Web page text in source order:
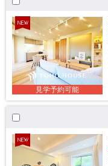
見学予約可能